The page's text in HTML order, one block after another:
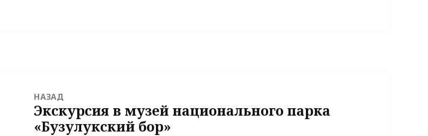
записям
НАЗАД
Предыдущая
запись:
Экскурсия в музей национального парка
«Бузулукский бор»